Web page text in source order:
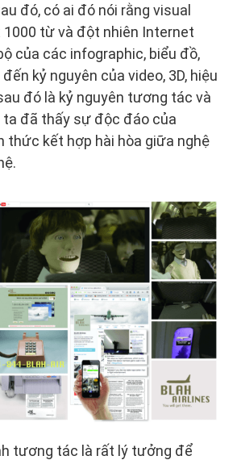
đó, có ai đó nói rằng visual
1000 từ và đột nhiên Internet
của các infographic, biểu đồ,
kỷ nguyên của video, 3D, hiệu
đó là kỷ nguyên tương tác và
đã thấy sự độc đáo của
thức kết hợp hài hòa giữa nghệ
tương tác là rất lý tưởng để